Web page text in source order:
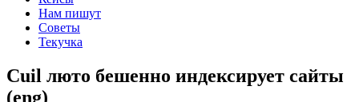
Нам пишут
Советы
Текучка
Cuil люто бешенно индексирует сайты
(eng)